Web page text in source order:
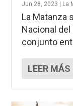
Jun 28, 2023 La
La Matanza
Nacional
conjunto
LEER MÁS